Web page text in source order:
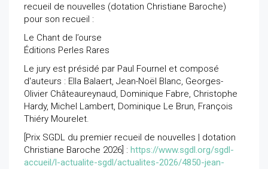
recueil de nouvelles (dotation Christiane Baroche)
pour son recueil :
Le Chant de l’ourse
Éditions Perles Rares
Le jury est présidé par Paul Fournel et composé
d'auteurs : Ella Balaert, Jean-Noël Blanc, Georges-
Olivier Châteaureynaud, Dominique Fabre, Christophe
Hardy, Michel Lambert, Dominique Le Brun, François
Thiéry Mourelet.
[Prix SGDL du premier recueil de nouvelles | dotation
Christiane Baroche 2026] : https://www.sgdl.org/sgdl-
accueil/l-actualite-sgdl/actualites-2026/4850-jean-